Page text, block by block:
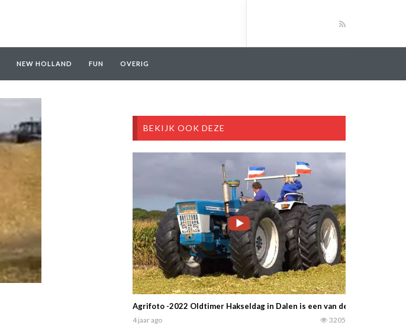
NEW HOLLAND FUN OVERIG
BEKIJK OOK DEZE
Agrifoto -2022 Oldtimer Hakseldag in Dalen is een van de grootste
4 jaar ago 3205